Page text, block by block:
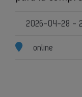
2026-04-28 -
online